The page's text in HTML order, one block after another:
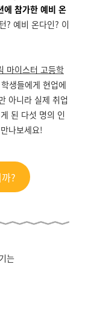
에 참가한 예비 온
? 예비 온다인? 이
마이스터 고등학
생들에게 현업에
아니라 실제 취업
된 다섯 명의 인
나보세요!
?
는